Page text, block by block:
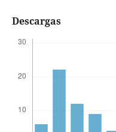
Descargas